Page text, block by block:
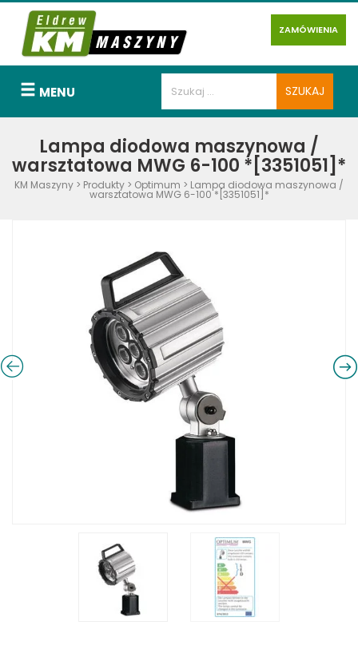
ZAMÓWIENIA
MENU
Lampa diodowa maszynowa /
warsztatowa MWG 6-100 *[3351051]*
KM Maszyny > Produkty > Optimum > Lampa diodowa maszynowa /
warsztatowa MWG 6-100 *[3351051]*